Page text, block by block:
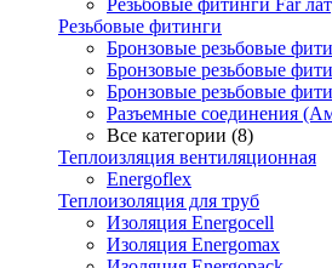
Резьбовые фитинги Far
Резьбовые фитинги
Бронзовые резьбовые
Бронзовые резьбовые
Бронзовые резьбовые
Разъемные соединения
Все категории (8)
Теплоизляция вентиляционная
Energoflex
Теплоизоляция для труб
Изоляция Energocell
Изоляция Energomax